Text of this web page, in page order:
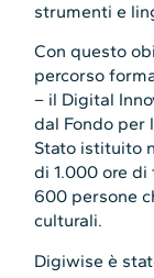
strumenti e
Con questo
percorso
– il Digital
dal Fondo per
Stato istituito
di 1.000 ore
600 persone
culturali.
Digiwise è